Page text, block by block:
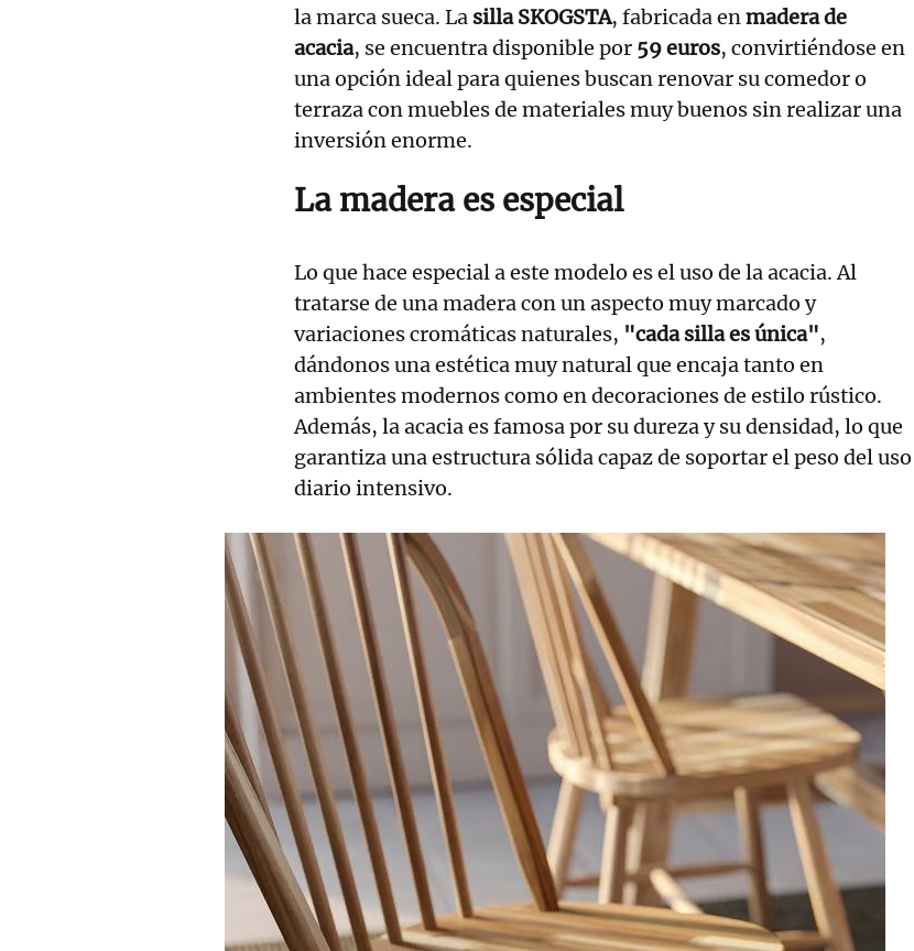
la marca sueca. La silla SKOGSTA, fabricada enmadera de
acacia, se encuentra disponible por 59 euros, convirtiéndose en
una opción ideal para quienes buscan renovar su comedor o
terraza con muebles de materiales muy buenos sin realizar una
inversión enorme.
La madera es especial
Lo que hace especial a este modelo es el uso de la acacia. Al
tratarse de una madera con un aspecto muy marcado y
variaciones cromáticas naturales, "cada silla es única",
dándonos una estética muy natural que encaja tanto en
ambientes modernos como en decoraciones de estilo rústico.
Además, la acacia es famosa por su dureza y su densidad, lo que
garantiza una estructura sólida capaz de soportar el peso del uso
diario intensivo.